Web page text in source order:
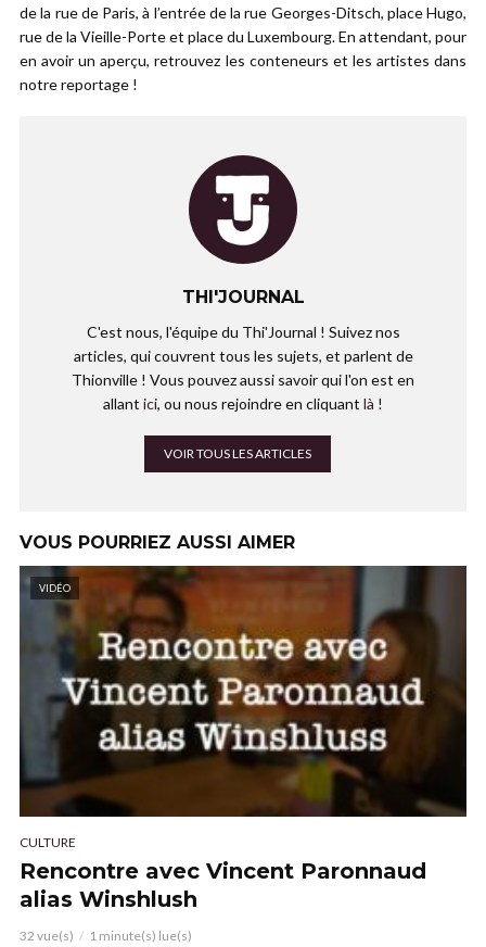
de la rue de Paris, à l’entrée de la rue Georges-Ditsch, place Hugo,
rue de la Vieille-Porte et place du Luxembourg. En attendant, pour
en avoir un aperçu, retrouvez les conteneurs et les artistes dans
notre reportage !
THI'JOURNAL
C'est nous, l'équipe du Thi'Journal ! Suivez nos
articles, qui couvrent tous les sujets, et parlent de
Thionville ! Vous pouvez aussi savoir qui l'on est en
allant ici, ou nous rejoindre en cliquant là !
VOIR TOUS LES ARTICLES
VOUS POURRIEZ AUSSI AIMER
VIDÉO
CULTURE
Rencontre avec Vincent Paronnaud
alias Winshlush
32 vue(s) 1 minute(s) lue(s)